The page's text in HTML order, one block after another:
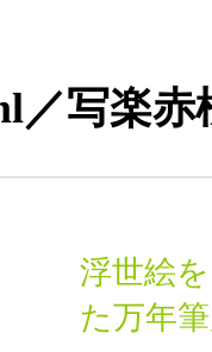
筆
キャ
／写楽赤
浮世絵
た万年